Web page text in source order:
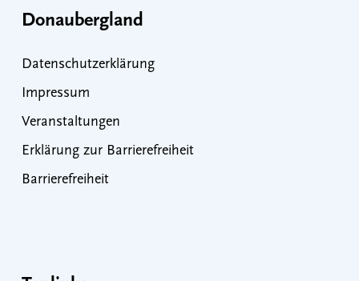
Donaubergland
Datenschutzerklärung
Impressum
Veranstaltungen
Erklärung zur Barrierefreiheit
Barrierefreiheit